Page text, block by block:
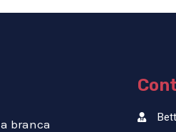
branca